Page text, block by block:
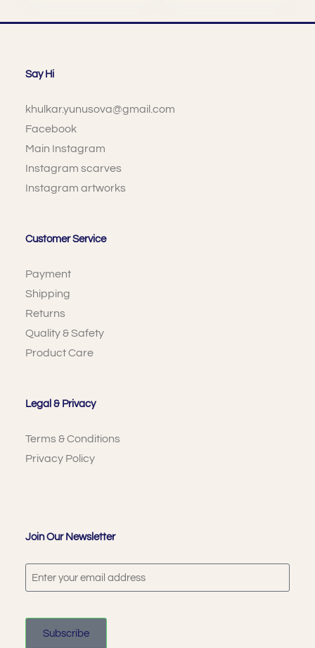
Say Hi
khulkar.yunusova@gmail.com
Facebook
Main Instagram
Instagram scarves
Instagram artworks
Customer Service
Payment
Shipping
Returns
Quality & Safety
Product Care
Legal & Privacy
Terms & Conditions
Privacy Policy
Join Our Newsletter
Subscribe